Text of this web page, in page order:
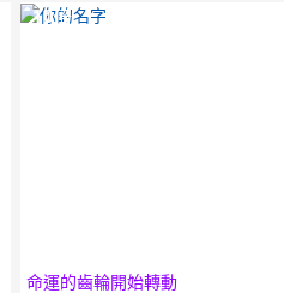
10倍
命運的齒輪開始轉動